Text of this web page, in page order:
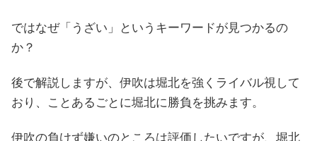
ではなぜ「うざい」というキーワードが見つかるの
か？
後で解説しますが、伊吹は堀北を強くライバル視して
おり、ことあるごとに堀北に勝負を挑みます。
伊吹の負けず嫌いのところは評価したいですが、堀北